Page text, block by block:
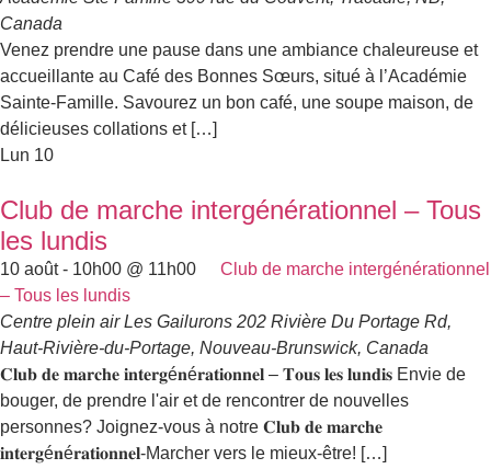
Canada
Venez prendre une pause dans une ambiance chaleureuse et
accueillante au Café des Bonnes Sœurs, situé à l’Académie
Sainte-Famille. Savourez un bon café, une soupe maison, de
délicieuses collations et […]
Lun 10
Club de marche intergénérationnel – Tous
les lundis
10 août - 10h00 @ 11h00
Club de marche intergénérationnel
– Tous les lundis
Centre plein air Les Gailurons 202 Rivière Du Portage Rd,
Haut-Rivière-du-Portage, Nouveau-Brunswick, Canada
𝐂𝐥𝐮𝐛 𝐝𝐞 𝐦𝐚𝐫𝐜𝐡𝐞 𝐢𝐧𝐭𝐞𝐫𝐠é𝐧é𝐫𝐚𝐭𝐢𝐨𝐧𝐧𝐞𝐥 – 𝐓𝐨𝐮𝐬 𝐥𝐞𝐬 𝐥𝐮𝐧𝐝𝐢𝐬 Envie de
bouger, de prendre l'air et de rencontrer de nouvelles
personnes? Joignez-vous à notre 𝐂𝐥𝐮𝐛 𝐝𝐞 𝐦𝐚𝐫𝐜𝐡𝐞
𝐢𝐧𝐭𝐞𝐫𝐠é𝐧é𝐫𝐚𝐭𝐢𝐨𝐧𝐧𝐞𝐥-Marcher vers le mieux-être! […]